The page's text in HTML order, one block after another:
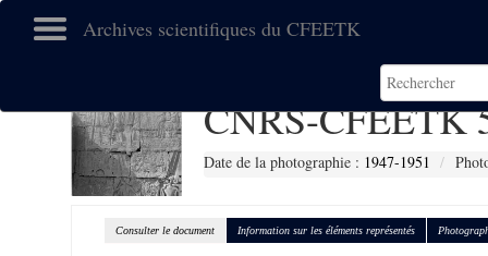
Archives scientifiques du CFEETK
CNRS-CFEETK
Date de la photographie : 1947-1951
Consulter le document Information sur les éléments représentés